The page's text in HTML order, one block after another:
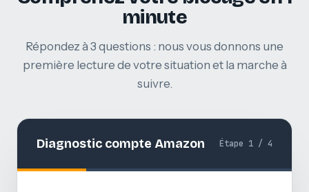
minute
Répondez à 3 questions : nous vous donnons une
première lecture de votre situation et la marche à
suivre.
Diagnostic compte Amazon Étape 1 / 4